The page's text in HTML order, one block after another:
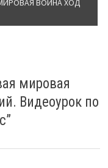
ВОЙНА ХОД
мировая
Видеоурок по
”